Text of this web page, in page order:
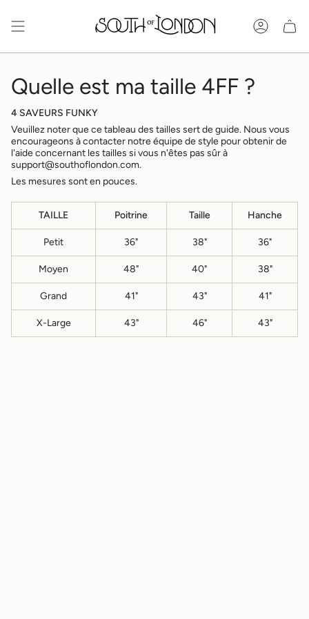
contenu
Quelle est ma taille 4FF ?
4 SAVEURS FUNKY
Veuillez noter que ce tableau des tailles sert de guide. Nous vous
encourageons à contacter notre équipe de style pour obtenir de
l'aide concernant les tailles si vous n'êtes pas sûr à
support@southoflondon.com.
Les mesures sont en pouces.
TAILLE Poitrine Taille Hanche
Petit 36" 38" 36"
Moyen 48" 40" 38"
Grand 41" 43" 41"
X-Large 43" 46" 43"